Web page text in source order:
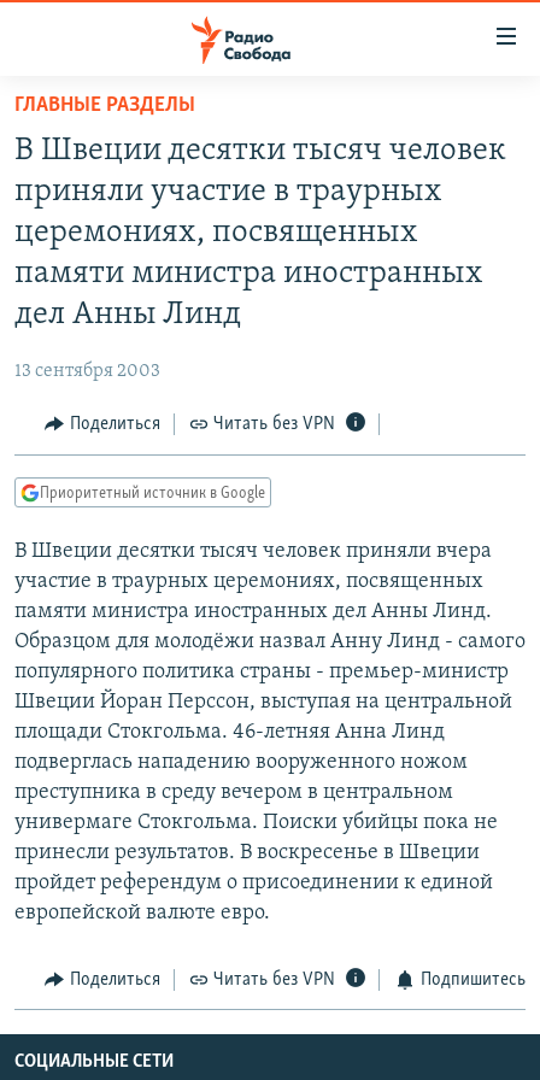
упрощенного
доступа
основному
содержанию
Вернутся
главной
навигации
Вернутся
поиску
ПОДКАСТЫ
АВТОРСКИЕ ПРОЕКТЫ
МНЕНИЯ
IDEL.РЕАЛИИ
КАВКАЗ.РЕАЛИИ
СЕВЕР.РЕАЛИИ
РАСПИСАНИЕ ВЕЩАНИЯ
ПОДПИШИТЕСЬ НА РАССЫЛКУ
СОЦИАЛЬНЫЕ СЕТИ
Все сайты РСЕ/РС
ГЛАВНЫЕ РАЗДЕЛЫ
В Швеции десятки тысяч человек
приняли участие в траурных
церемониях, посвященных
памяти министра иностранных
дел Анны Линд
13 сентября 2003
Поделиться Читать без VPN
Приоритетный источник в Google
В Швеции десятки тысяч человек приняли вчера
участие в траурных церемониях, посвященных
памяти министра иностранных дел Анны Линд.
Образцом для молодёжи назвал Анну Линд - самого
популярного политика страны - премьер-министр
Швеции Йоран Перссон, выступая на центральной
площади Стокгольма. 46-летняя Анна Линд
подверглась нападению вооруженного ножом
преступника в среду вечером в центральном
универмаге Стокгольма. Поиски убийцы пока не
принесли результатов. В воскресенье в Швеции
пройдет референдум о присоединении к единой
европейской валюте евро.
Поделиться Читать без VPN Подпишитесь
СОЦИАЛЬНЫЕ СЕТИ